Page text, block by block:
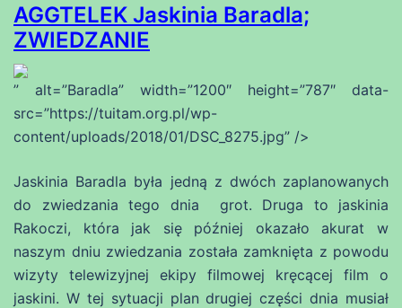
AGGTELEK Jaskinia Baradla;
ZWIEDZANIE
” alt=”Baradla” width=”1200″ height=”787″ data-
src=”https://tuitam.org.pl/wp-
content/uploads/2018/01/DSC_8275.jpg” />
Jaskinia Baradla była jedną z dwóch zaplanowanych
do zwiedzania tego dnia grot. Druga to jaskinia
Rakoczi, która jak się później okazało akurat w
naszym dniu zwiedzania została zamknięta z powodu
wizyty telewizyjnej ekipy filmowej kręcącej film o
jaskini. W tej sytuacji plan drugiej części dnia musiał